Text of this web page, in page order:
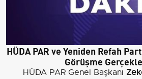
HÜDA PAR ve Yeniden Refah
Görüşme
HÜDA PAR Genel Başkanı